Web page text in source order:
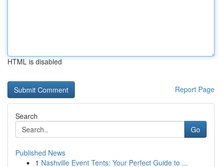
HTML is disabled
Report Page
Search
Go
Published News
1 Nashville Event Tents: Your Perfect Guide to ...